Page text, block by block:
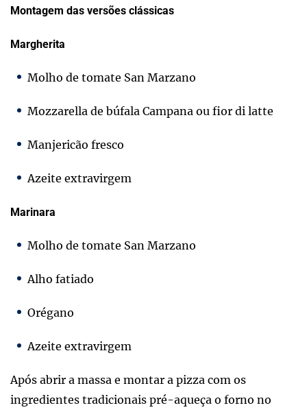
Montagem das versões clássicas
Margherita
Molho de tomate San Marzano
Mozzarella de búfala Campana ou fior di latte
Manjericão fresco
Azeite extravirgem
Marinara
Molho de tomate San Marzano
Alho fatiado
Orégano
Azeite extravirgem
Após abrir a massa e montar a pizza com os
ingredientes tradicionais pré-aqueça o forno no